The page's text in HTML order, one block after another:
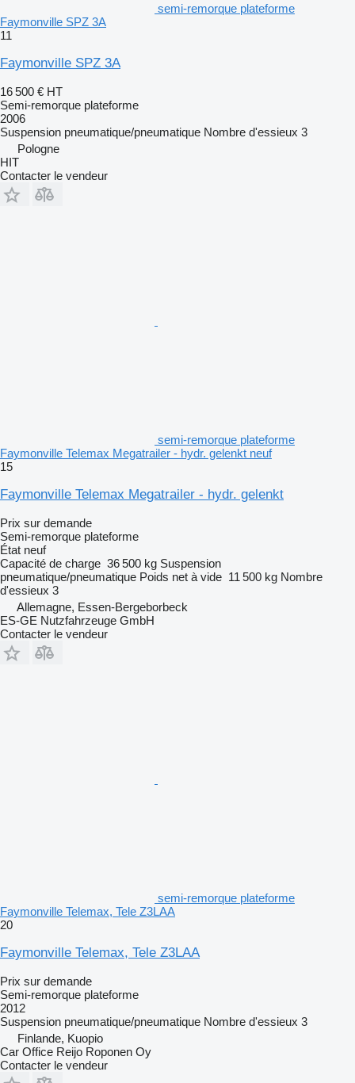
semi-remorque plateforme
Faymonville SPZ 3A
11
Faymonville SPZ 3A
16 500 € HT
Semi-remorque plateforme
2006
Suspension pneumatique/pneumatique Nombre d'essieux 3
Pologne
HIT
Contacter le vendeur
semi-remorque plateforme
Faymonville Telemax Megatrailer - hydr. gelenkt neuf
15
Faymonville Telemax Megatrailer - hydr. gelenkt
Prix sur demande
Semi-remorque plateforme
État neuf
Capacité de charge 36 500 kg Suspension
pneumatique/pneumatique Poids net à vide 11 500 kg Nombre
d'essieux 3
Allemagne, Essen-Bergeborbeck
ES-GE Nutzfahrzeuge GmbH
Contacter le vendeur
semi-remorque plateforme
Faymonville Telemax, Tele Z3LAA
20
Faymonville Telemax, Tele Z3LAA
Prix sur demande
Semi-remorque plateforme
2012
Suspension pneumatique/pneumatique Nombre d'essieux 3
Finlande, Kuopio
Car Office Reijo Roponen Oy
Contacter le vendeur